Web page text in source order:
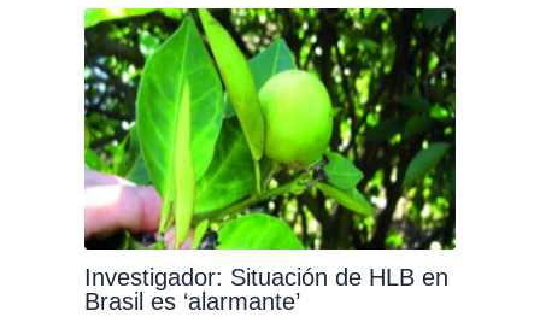
Investigador: Situación de HLB en
Brasil es ‘alarmante’